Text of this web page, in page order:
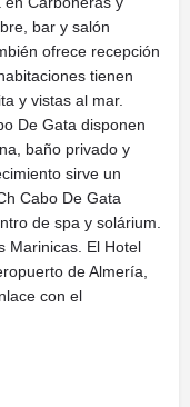
bar y salón
ofrece recepción
tienen
y vistas al mar.
De Gata disponen
baño privado y
sirve un
Cabo De Gata
de spa y solárium.
Marinicas. El Hotel
de Almería,
con el